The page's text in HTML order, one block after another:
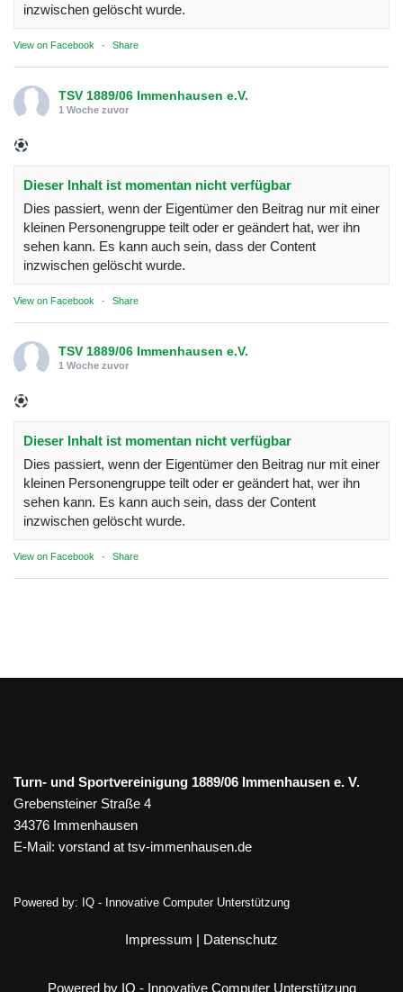
inzwischen gelöscht wurde.
View on Facebook · Share
TSV 1889/06 Immenhausen e.V.
1 Woche zuvor
Dieser Inhalt ist momentan nicht verfügbar
Dies passiert, wenn der Eigentümer den Beitrag nur mit einer
kleinen Personengruppe teilt oder er geändert hat, wer ihn
sehen kann. Es kann auch sein, dass der Content
inzwischen gelöscht wurde.
View on Facebook · Share
TSV 1889/06 Immenhausen e.V.
1 Woche zuvor
Dieser Inhalt ist momentan nicht verfügbar
Dies passiert, wenn der Eigentümer den Beitrag nur mit einer
kleinen Personengruppe teilt oder er geändert hat, wer ihn
sehen kann. Es kann auch sein, dass der Content
inzwischen gelöscht wurde.
View on Facebook · Share
Turn- und Sportvereinigung 1889/06 Immenhausen e. V.
Grebensteiner Straße 4
34376 Immenhausen
E-Mail: vorstand at tsv-immenhausen.de
Powered by: IQ - Innovative Computer Unterstützung
Impressum | Datenschutz
Powered by IQ - Innovative Computer Unterstützung